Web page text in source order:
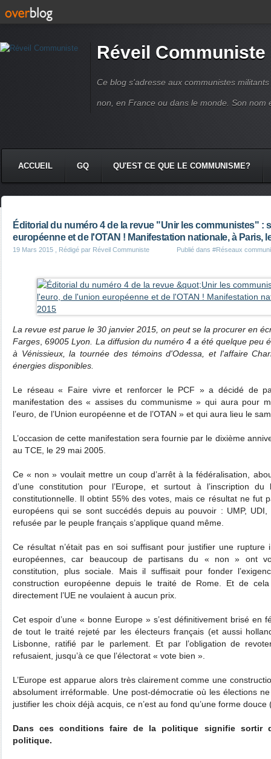
Réveil Communiste
Ce blog s'adresse aux communistes
non, en France ou dans le monde. Son nom
ACCUEIL GQ QU'EST CE QUE LE COMMUNISME?
Éditorial du numéro 4 de la revue "Unir les communistes" :
européenne et de l'OTAN ! Manifestation nationale, à Paris,
19 Mars 2015 , Rédigé par Réveil Communiste Publié dans #Réseaux
La revue est parue le 30 janvier 2015, on peut se la procurer en
Farges ,69005 Lyon.
La diffusion du numéro 4 a été quelque peu
à Vénissieux, la tournée des témoins d'Odessa, et l'affaire
énergies disponibles.
Le réseau « Faire vivre et renforcer le PCF » a décidé de
manifestation des « assises du communisme » qui aura pour
l’euro, de l’Union européenne et de l’OTAN » et qui aura lieu le
L’occasion de cette manifestation sera fournie par le dixième
au TCE, le 29 mai 2005.
Ce « non » voulait mettre un coup d’arrêt à la fédéralisation,
d’une constitution pour l’Europe, et surtout à l’inscription du
constitutionnelle. Il obtint 55% des votes, mais ce résultat ne fut
européens qui se sont succédés depuis au pouvoir : UMP, UDI,
refusée par le peuple français s’applique quand même.
Ce résultat n’était pas en soi suffisant pour justifier une rupture
européennes, car beaucoup de partisans du « non » ont
constitution, plus sociale. Mais il suffisait pour fonder
construction européenne depuis le traité de Rome. Et de
directement l’UE ne voulaient à aucun prix.
Cet espoir d’une « bonne Europe » s’est définitivement brisé en
de tout le traité rejeté par les électeurs français (et aussi
Lisbonne, ratifié par le parlement. Et par l’obligation de
refusaient, jusqu’à ce que l’électorat « vote bien ».
L’Europe est apparue alors très clairement comme une
absolument irréformable. Une post-démocratie où les élections ne
justifier les choix déjà acquis, ce n’est au fond qu’une forme
Dans ces conditions faire de la politique signifie sortir
politique.